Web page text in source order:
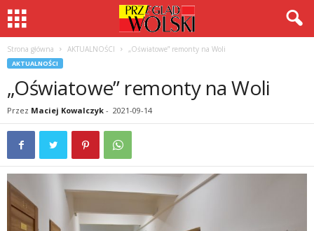
Strona główna AKTUALNOŚCI „Oświatowe” remonty na Woli
AKTUALNOŚCI
„Oświatowe” remonty na Woli
Przez Maciej Kowalczyk - 2021-09-14